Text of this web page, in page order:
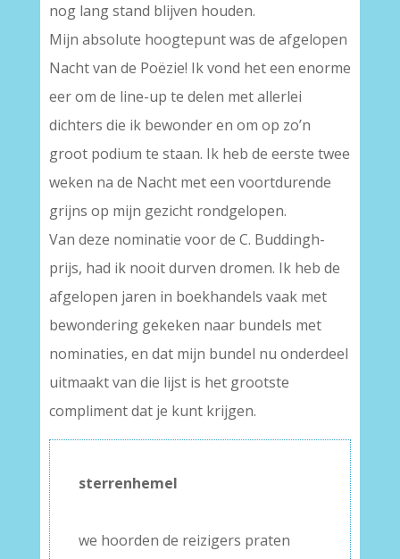
nog lang stand blijven houden.
Mijn absolute hoogtepunt was de afgelopen
Nacht van de Poëzie! Ik vond het een enorme
eer om de line-up te delen met allerlei
dichters die ik bewonder en om op zo’n
groot podium te staan. Ik heb de eerste twee
weken na de Nacht met een voortdurende
grijns op mijn gezicht rondgelopen.
Van deze nominatie voor de C. Buddingh-
prijs, had ik nooit durven dromen. Ik heb de
afgelopen jaren in boekhandels vaak met
bewondering gekeken naar bundels met
nominaties, en dat mijn bundel nu onderdeel
uitmaakt van die lijst is het grootste
compliment dat je kunt krijgen.
sterrenhemel
we hoorden de reizigers praten